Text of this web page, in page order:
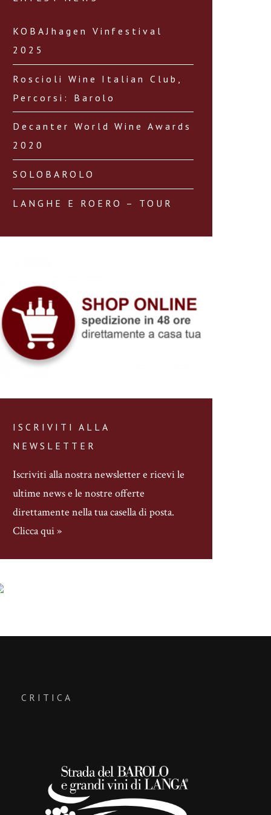
KOBAJhagen Vinfestival
2025
Roscioli Wine Italian Club,
Percorsi: Barolo
Decanter World Wine Awards
2020
SOLOBAROLO
LANGHE E ROERO – TOUR
ISCRIVITI ALLA
NEWSLETTER
Iscriviti alla nostra newslettere ricevi le
ultime news e le nostre offerte
direttamente nella tua casella di posta.
Clicca qui »
CRITICA